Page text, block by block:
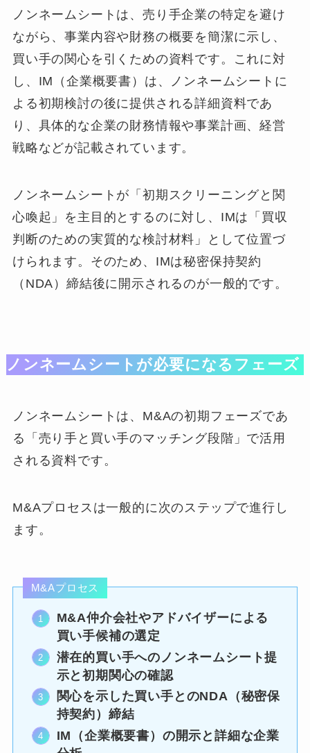
ノンネームシートは、売り手企業の特定を避け
ながら、事業内容や財務の概要を簡潔に示し、
買い手の関心を引くための資料です。これに対
し、IM（企業概要書）は、ノンネームシートに
よる初期検討の後に提供される詳細資料であ
り、具体的な企業の財務情報や事業計画、経営
戦略などが記載されています。
ノンネームシートが「初期スクリーニングと関
心喚起」を主目的とするのに対し、IMは「買収
判断のための実質的な検討材料」として位置づ
けられます。そのため、IMは秘密保持契約
（NDA）締結後に開示されるのが一般的です。
ノンネームシートが必要になるフェーズ
ノンネームシートは、M&Aの初期フェーズであ
る「売り手と買い手のマッチング段階」で活用
される資料です。
M&Aプロセスは一般的に次のステップで進行し
ます。
M&Aプロセス
M&A仲介会社やアドバイザーによる
買い手候補の選定
潜在的買い手へのノンネームシート提
示と初期関心の確認
関心を示した買い手とのNDA（秘密保
持契約）締結
IM（企業概要書）の開示と詳細な企業